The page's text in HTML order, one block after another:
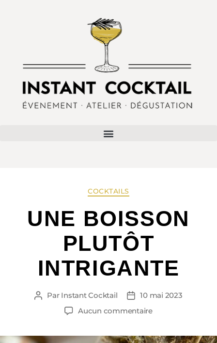
COCKTAILS
UNE BOISSON
PLUTÔT
INTRIGANTE
Par Instant Cocktail
10 mai 2023
Aucun commentaire